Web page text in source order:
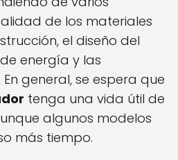
de los materiales
el diseño del
energía y las
general, se espera que
tenga una vida útil de
algunos modelos
más tiempo.